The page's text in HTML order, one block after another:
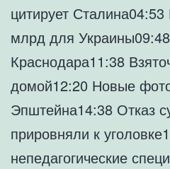
цитирует
млрд для
Краснодара11:38
домой12:20 Новые
Эпштейна14:38 Отказ
прировняли к
непедагогические